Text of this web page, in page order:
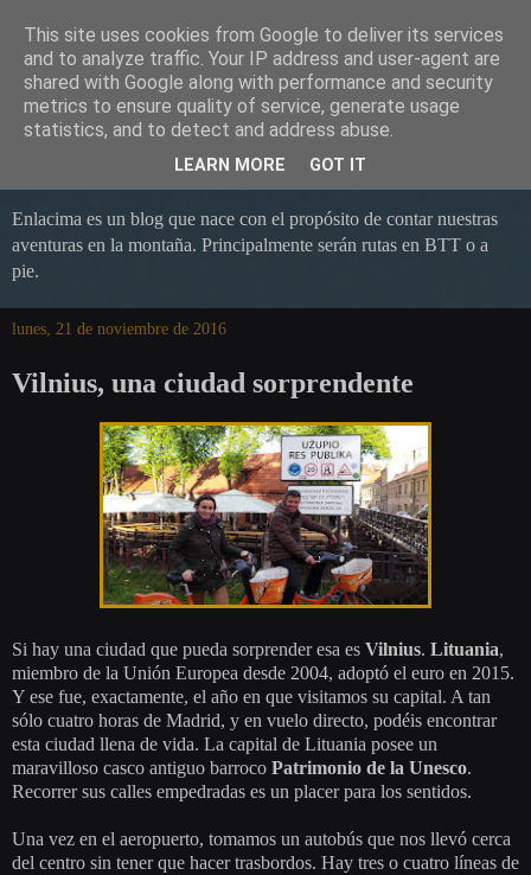
Enlacima es un blog que nace con el propósito de contar nuestras
aventuras en la montaña. Principalmente serán rutas en BTT o a
pie.
lunes, 21 de noviembre de 2016
Vilnius, una ciudad sorprendente
Si hay una ciudad que pueda sorprender esa es Vilnius. Lituania,
miembro de la Unión Europea desde 2004, adoptó el euro en 2015.
Y ese fue, exactamente, el año en que visitamos su capital. A tan
sólo cuatro horas de Madrid, y en vuelo directo, podéis encontrar
esta ciudad llena de vida. La capital de Lituania posee un
maravilloso casco antiguo barroco Patrimonio de la Unesco.
Recorrer sus calles empedradas es un placer para los sentidos.
Una vez en el aeropuerto, tomamos un autobús que nos llevó cerca
del centro sin tener que hacer trasbordos. Hay tres o cuatro líneas de
This site uses cookies from Google to deliver its services
and to analyze traffic. Your IP address and user-agent are
shared with Google along with performance and security
metrics to ensure quality of service, generate usage
statistics, and to detect and address abuse.
LEARN MORE GOT IT